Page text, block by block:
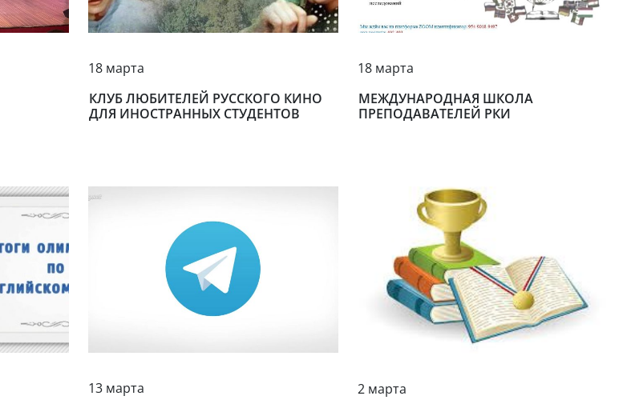
18 марта
КЛУБ ЛЮБИТЕЛЕЙ РУССКОГО КИНО
ДЛЯ ИНОСТРАННЫХ СТУДЕНТОВ
18 марта
МЕЖДУНАРОДНАЯ ШКОЛА
ПРЕПОДАВАТЕЛЕЙ РКИ
13 марта
2 марта